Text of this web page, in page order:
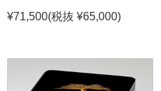
¥71,500(税抜 ¥65,000)